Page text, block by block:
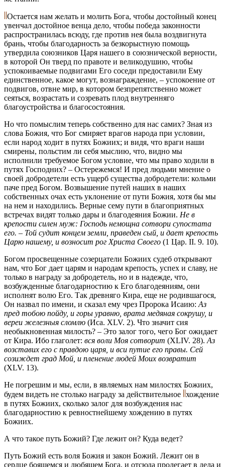
Остается нам желать и молить Бога, чтобы достойный конец
увенчал достойное венца дело, чтобы победа законности
распространилась всюду, где против нея была воздвигнута
брань, чтобы благодарность за безкорыстную помощь
утвердила союзников Царя нашего в союзнической верности,
в которой Он тверд по правоте и великодушию, чтобы
успокоиваемые подвигами Его соседи предоставили Ему
единственное, какое могут, вознаграждение, – успокоение от
подвигов, отвне мир, в котором безпрепятственно может
сеяться, возрастать и созревать плод внутренняго
благоустройства и благосостояния.
Но что помыслим теперь собственно для нас самих? Зная из
слова Божия, что Бог смиряет врагов народа при условии,
если народ ходит в путях Божиих; и видя, что враги наши
смирены, польстим ли себя мыслию, что, видно мы
исполнили требуемое Богом условие, что мы право ходили в
путях Господних? – Остережемся! И пред людьми мнение о
своей добродетели есть ущерб существа добродетели: кольми
паче пред Богом. Возвышение путей наших в наших
собственных очах есть уклонение от пути Божия, хотя бы мы
на нем и находились. Верные сему пути в благоприятных
встречах видят только дары и благодеяния Божии. Не в
крепости силен муж: Господь немощна сотвори супостата
его. – Той судит концем земли, праведен сый, и дает крепость
Царю нашему, и возносит рог Христа Своего (1 Цар. ІІ. 9. 10).
Богом просвещенные созерцатели Божиих судеб открывают
нам, что Бог дает царям и народам крепость, успех и славу, не
только в награду за добродетель, но и в надежде, что,
возбужденные благодарностию к Его благодеяниям, они
исполнят волю Его. Так древняго Кира, еще не родившагося,
Он назвал по имени, и сказал ему чрез Пророка Исаию: Аз
пред тобою пойду, и горы уравню, врата медяная сокрушу, и
вереи железныя сломлю (Иса. XLV. 2). Что значит сия
необыкновенная милость? – Это залог того, чего Бог ожидает
от Кира. Ибо глаголет: вся воли Моя сотворит (XLIV. 28). Аз
возставих его с правдою царя, и вси путие его правы. Сей
созиждет град Мой, и пленение людей Моих возвратит
(XLV. 13).
Не погрешим и мы, если, в являемых нам милостях Божиих,
будем видеть не столько награду за действительное хождение
в путях Божиих, сколько залог для возбуждения нас
благодарностию к ревностнейшему хождению в путях
Божиих.
А что такое путь Божий? Где лежит он? Куда ведет?
Путь Божий есть воля Божия и закон Божий. Лежит он в
сердце боящемся и любящем Бога, и отсюда пролегает в дела и